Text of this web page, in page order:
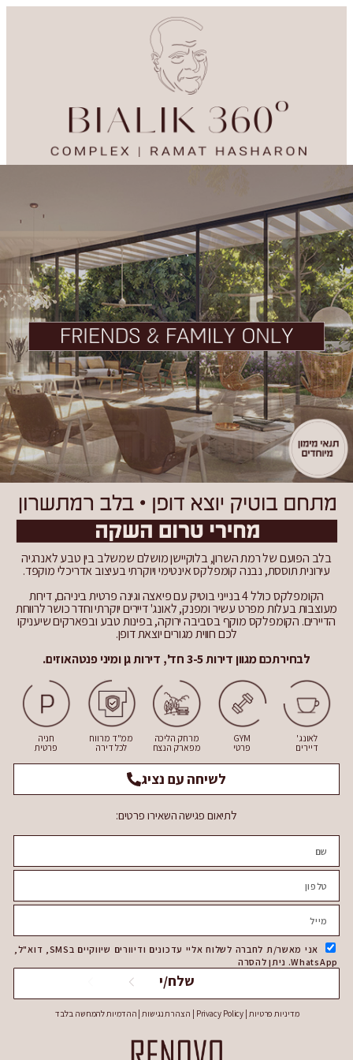
בלב הפועם של רמת השרון, בלוקיישן מושלם שמשלב בין טבע לאנרגיה
עירונית תוססת, נבנה קומפלקס אינטימי ויוקרתי בעיצוב אדריכלי מוקפד.
הקומפלקס כולל 4 בנייני בוטיק עם פיאצה וגינה פרטית ביניהם, דירות
מעוצבות בעלות מפרט עשיר ומפנק, לאונג' דיירים יוקרתי וחדר כושר לרווחת
הדיירים. הקומפלקס מוקף בסביבה ירוקה, בפינות טבע ובפארקים שיעניקו
לכם חווית מגורים יוצאת דופן.
לבחירתכם מגוון דירות3-5 חד', דירות גן ומיני פנטהאוזים.
לאונג'
דיירים
GYM
פרטי
מרחק הליכה
מפארק הנצח
ממ"ד מרווח
לכל דירה
חניה
פרטית
לשיחה עם נציג
לתיאום פגישה השאירו פרטים:
אני מאשר/ת לחברה לשלוח אליי עדכונים ודיוורים שיווקיים בSMS, דוא"ל,
WhatsApp. ניתן להסרה
שלח/י
מדיניות פרטיות | Privacy Policy הצהרת נגישות| ההדמיות להמחשה בלבד